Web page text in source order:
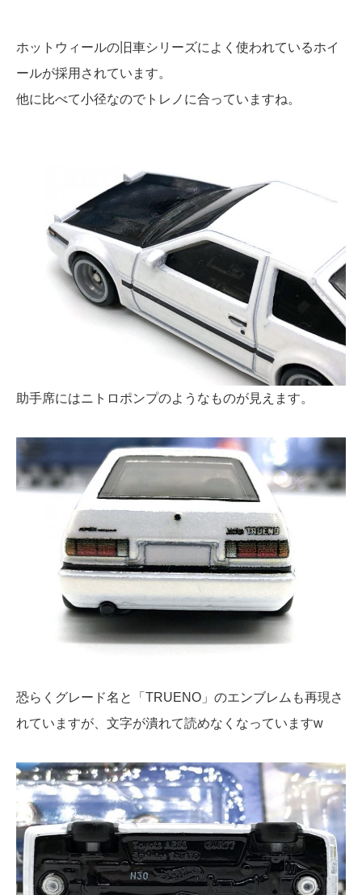
ホットウィールの旧車シリーズによく使われているホイ
ールが採用されています。
他に比べて小径なのでトレノに合っていますね。
助手席にはニトロポンプのようなものが見えます。
恐らくグレード名と「TRUENO」のエンブレムも再現さ
れていますが、文字が潰れて読めなくなっていますw